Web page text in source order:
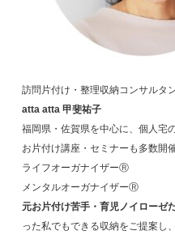
訪問片付け・整理収納コンサルタ
atta atta 甲斐祐子
福岡県・佐賀県を中心に、個人宅
お片付け講座・セミナーも多数開催
ライフオーガナイザーⓇ
メンタルオーガナイザーⓇ
元お片付け苦手・育児ノイローゼ
った私でもできる収納をご提案し